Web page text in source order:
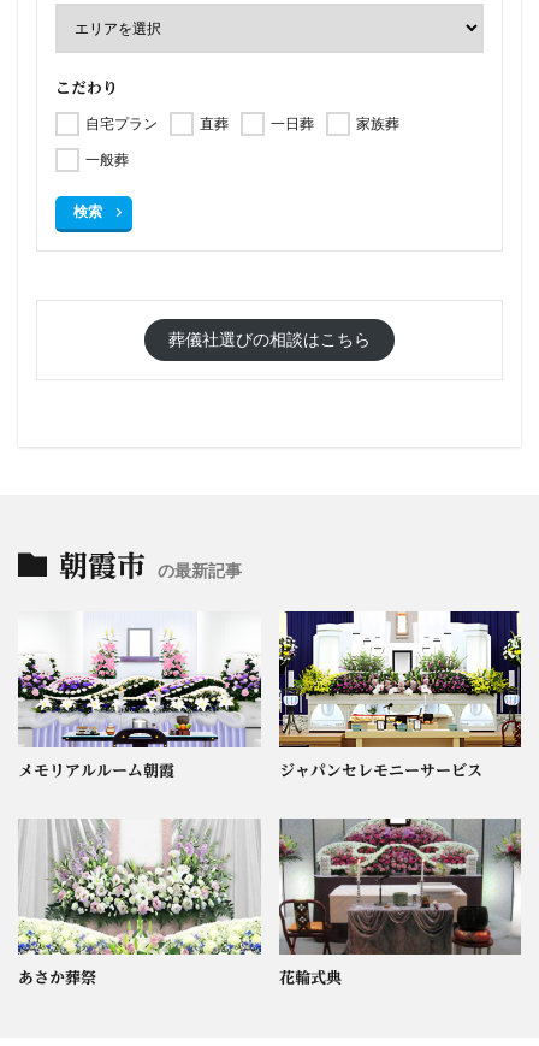
こだわり
自宅プラン 直葬 一日葬
家族葬
一般葬
検索
葬儀社選びの相談はこちら
朝霞市 の最新記事
メモリアルルーム朝霞 ジャパンセレモニーサービス
あさか葬祭 花輪式典